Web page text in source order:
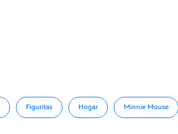
Figuritas Hogar Minnie Mouse